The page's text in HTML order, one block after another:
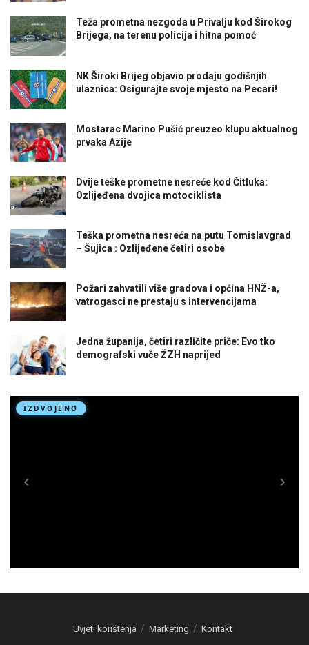
Teža prometna nezgoda u Privalju kod Širokog
Brijega, na terenu policija i hitna pomoć
NK Široki Brijeg objavio prodaju godišnjih
ulaznica: Osigurajte svoje mjesto na Pecari!
Mostarac Marino Pušić preuzeo klupu aktualnog
prvaka Azije
Dvije teške prometne nesreće kod Čitluka:
Ozlijeđena dvojica motociklista
Teška prometna nesreća na putu Tomislavgrad
– Šujica : Ozlijeđene četiri osobe
Požari zahvatili više gradova i općina HNŽ-a,
vatrogasci ne prestaju s intervencijama
Jedna županija, četiri različite priče: Evo tko
demografski vuče ŽZH naprijed
Uvjeti korištenja Marketing Kontakt